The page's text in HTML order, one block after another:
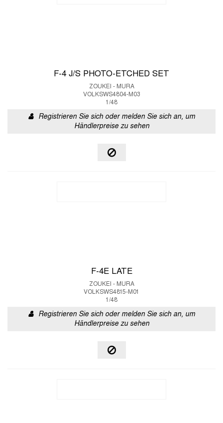
F-4 J/S PHOTO-ETCHED SET
ZOUKEI - MURA
VOLKSWS4804-M03
1/48
Registrieren Sie sich oder melden Sie sich an, um
Händlerpreise zu sehen
F-4E LATE
ZOUKEI - MURA
VOLKSWS4815-M01
1/48
Registrieren Sie sich oder melden Sie sich an, um
Händlerpreise zu sehen